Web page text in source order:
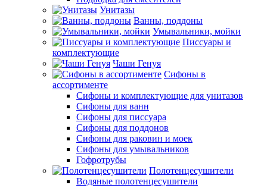
Унитазы
Ванны, поддоны
Умывальники, мойки
Писсуары и
комплектующие
Чаши Генуя
Сифоны в
ассортименте
Сифоны и комплектующие для унитазов
Сифоны для ванн
Сифоны для писсуара
Сифоны для поддонов
Сифоны для раковин и моек
Сифоны для умывальников
Гофротрубы
Полотенцесушители
Водяные полотенцесушители